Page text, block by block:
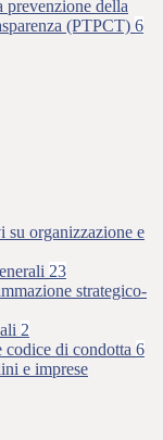
prevenzione della
(PTPCT) 6
organizzazione e
23
strategico-
2
codice di condotta 6
e imprese